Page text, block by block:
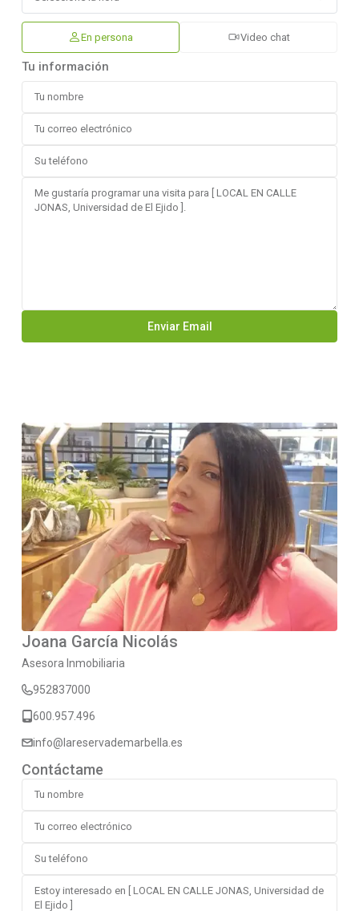
En persona Video chat
Tu información
Joana García Nicolás
Asesora Inmobiliaria
952837000
600.957.496
info@lareservademarbella.es
Contáctame